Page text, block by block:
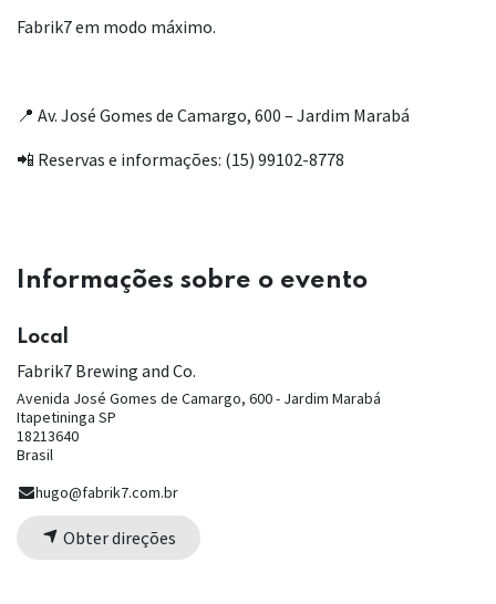
Fabrik7 em modo máximo.
📍 Av. José Gomes de Camargo, 600 – Jardim Marabá
📲 Reservas e informações: (15) 99102-8778
Informações sobre o evento
Local
Fabrik7 Brewing and Co.
Avenida José Gomes de Camargo, 600 - Jardim Marabá
Itapetininga SP
18213640
Brasil
hugo@fabrik7.com.br
Obter direções